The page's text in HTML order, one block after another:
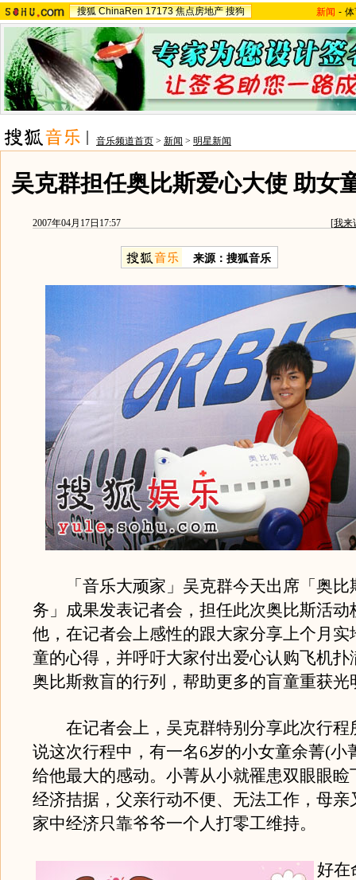
搜狐 ChinaRen 17173 焦点房地产 搜狗 新闻 -
音乐频道首页 > 新闻 > 明星新闻
吴克群担任奥比斯爱心大使 助女
2007年04月17日17:57 [我来
来源：搜狐音乐
「音乐大顽家」吴克群今天出席「奥比
务」成果发表记者会，担任此次奥比斯活动
他，在记者会上感性的跟大家分享上个月实
童的心得，并呼吁大家付出爱心认购飞机扑
奥比斯救盲的行列，帮助更多的盲童重获光
在记者会上，吴克群特别分享此次行程
说这次行程中，有一名6岁的小女童余菁(小
给他最大的感动。小菁从小就罹患双眼眼睑
经济拮据，父亲行动不便、无法工作，母亲
家中经济只靠爷爷一个人打零工维持。
好在